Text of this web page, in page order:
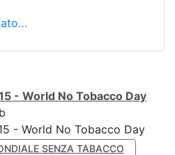
- World No Tobacco Day
- World No Tobacco Day
SENZA TABACCO